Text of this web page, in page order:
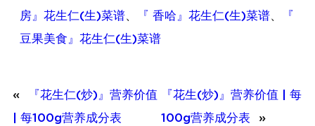
房』花生仁(生)菜谱、 『 香哈』花生仁(生)菜谱、
『
豆果美食』花生仁(生)菜谱
«
『花生仁(炒)』营养价值
| 每100g营养成分表
『花生(炒)』营养价值 | 每
100g营养成分表
»